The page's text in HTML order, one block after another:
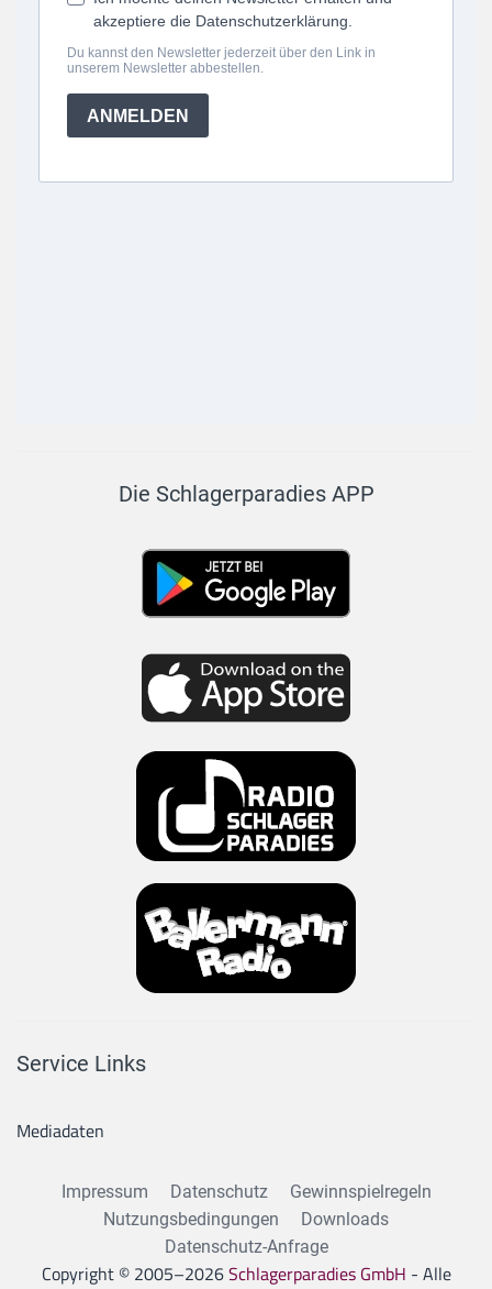
Die Schlagerparadies APP
Service Links
Mediadaten
Impressum Datenschutz
Gewinnspielregeln
Nutzungsbedingungen
Downloads
Datenschutz-Anfrage
Copyright © 2005–2026Schlagerparadies GmbH - Alle